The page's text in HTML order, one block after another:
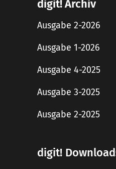
digit! Archiv
Ausgabe 2-2026
Ausgabe 1-2026
Ausgabe 4-2025
Ausgabe 3-2025
Ausgabe 2-2025
digit!